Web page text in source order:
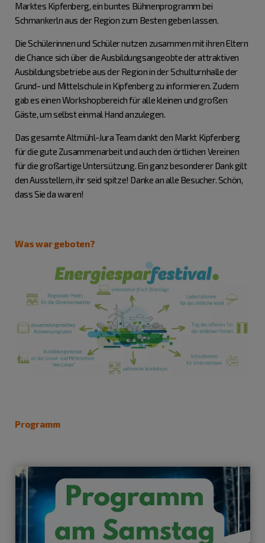
Marktes Kipfenberg, ein buntes Bühnenprogramm bei
Schmankerln aus der Region zum Besten geben lassen.
Die Schülerinnen und Schüler nutzen zusammen mit ihren Eltern
die Chance sich über die Ausbildungsangeobte der attraktiven
Ausbildungsbetriebe aus der Region in der Schulturnhalle der
Grund- und Mittelschule in Kipfenberg zu informieren. Zudem
gab es einen Workshopbereich für alle kleinen und großen
Gäste, um selbst einmal Hand anzulegen.
Das gesamte Altmühl-Jura Team dankt den Markt Kipfenberg
für die gute Zusammenarbeit und auch den örtlichen Vereinen
für die großartige Untersützung. Ein ganz besonderer Dank gilt
den Ausstellern, ihr seid spitze! Danke an alle Besucher. Schön,
dass Sie da waren!
Was war geboten?
Programm